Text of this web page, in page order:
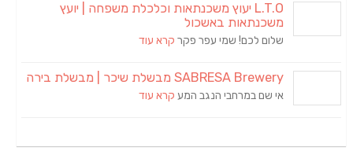
L.T.O יעוץ משכנתאות וכלכלת משפחה | יועץ
משכנתאות באשכול
שלום לכם! שמי עפר פקר קרא עוד
SABRESA Brewery מבשלת שיכר | מבשלת בירה
אי שם במרחבי הנגב המע קרא עוד